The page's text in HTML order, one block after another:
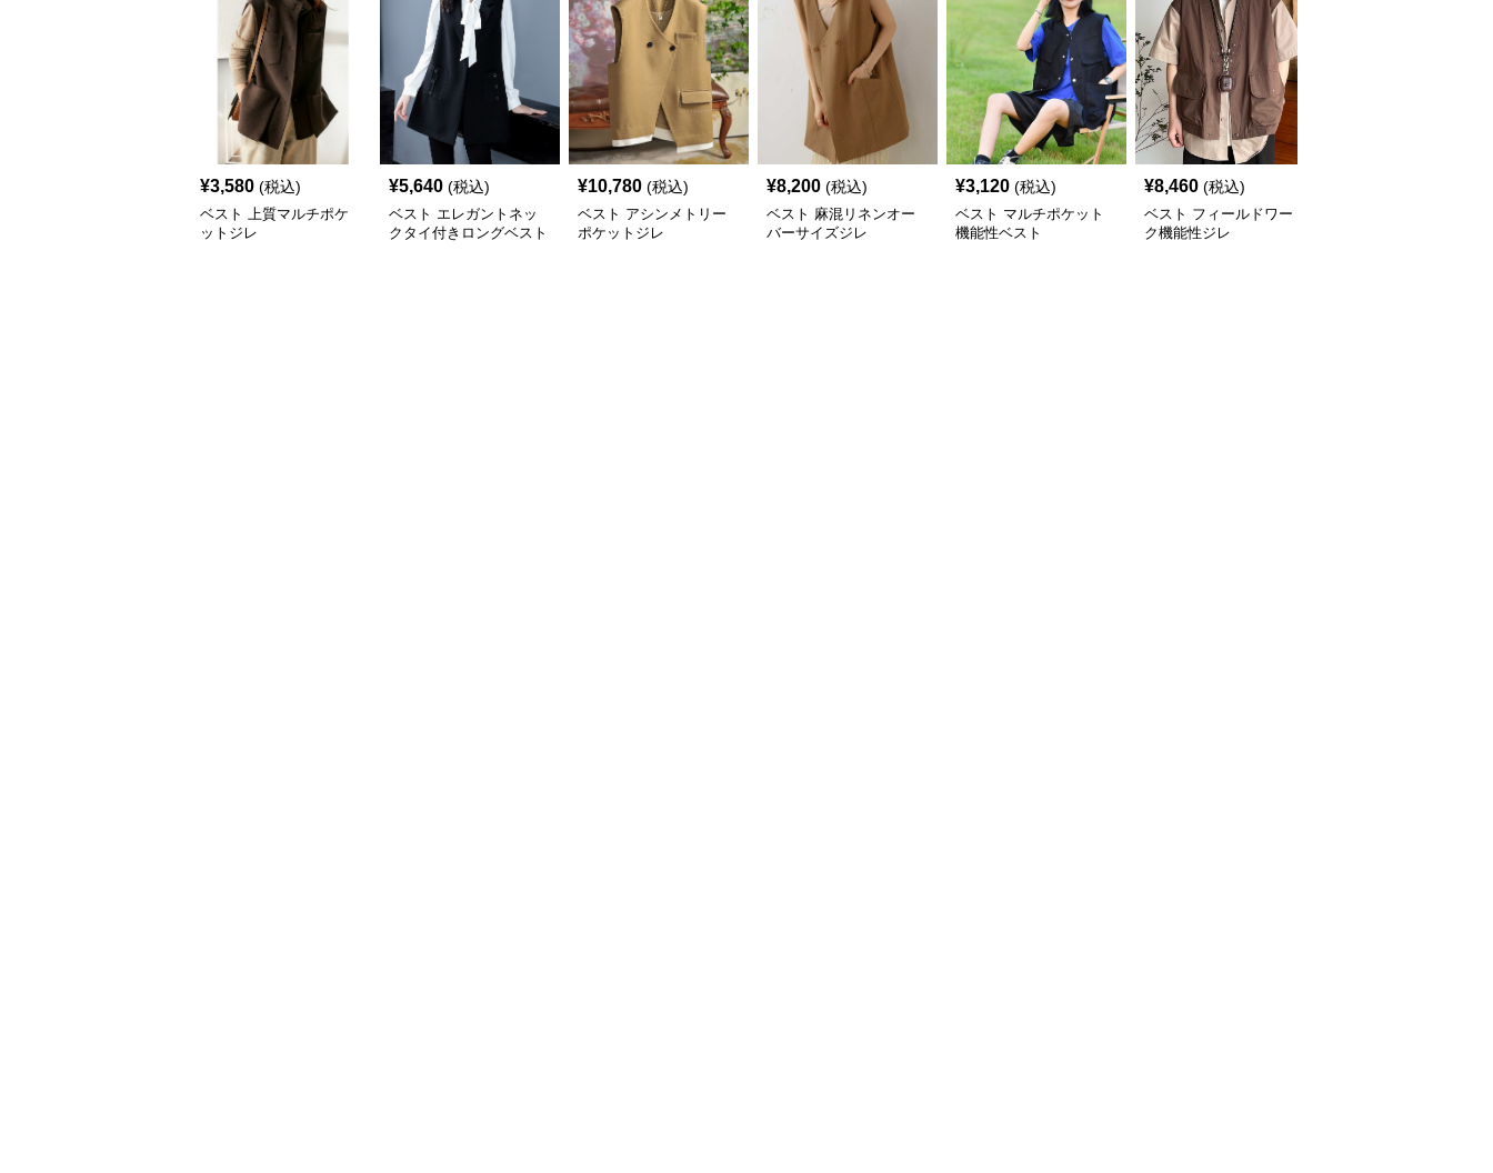
¥3,580 (税込)
ベスト 上質マルチポケ
ットジレ
¥5,640 (税込)
ベスト エレガントネッ
クタイ付きロングベスト
¥10,780 (税込)
ベスト アシンメトリー
ポケットジレ
¥8,200 (税込)
ベスト 麻混リネンオー
バーサイズジレ
¥3,120 (税込)
ベスト マルチポケット
機能性ベスト
¥8,460 (税込)
ベスト フィールドワー
ク機能性ジレ